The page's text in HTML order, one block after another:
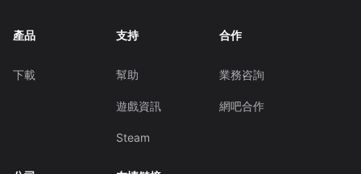
產品
下載
支持
幫助
遊戲資訊
Steam
合作
業務咨詢
網吧合作